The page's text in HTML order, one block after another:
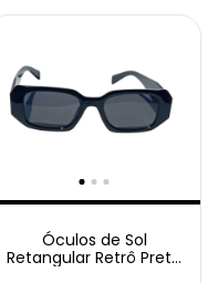
Óculos de Sol
Retangular Retrô Preto